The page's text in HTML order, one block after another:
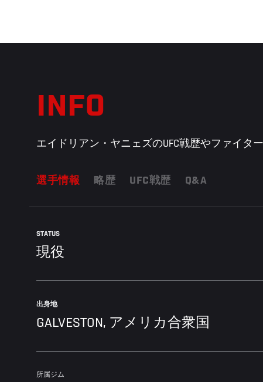
INFO
エイドリアン・ヤニェズのUFC戦歴やファイタ
選手情報 略歴 UFC戦歴 Q&A
STATUS
現役
出身地
GALVESTON, アメリカ合衆国
所属ジム